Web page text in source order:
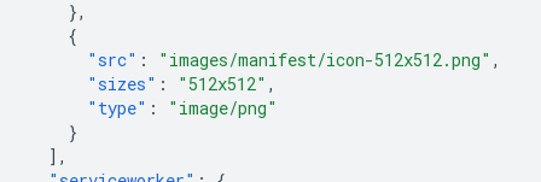
},
{
"src" : "images/manifest/icon-512x512.png" ,
"sizes" : "512x512" ,
"type" :
"image/png"
}
],